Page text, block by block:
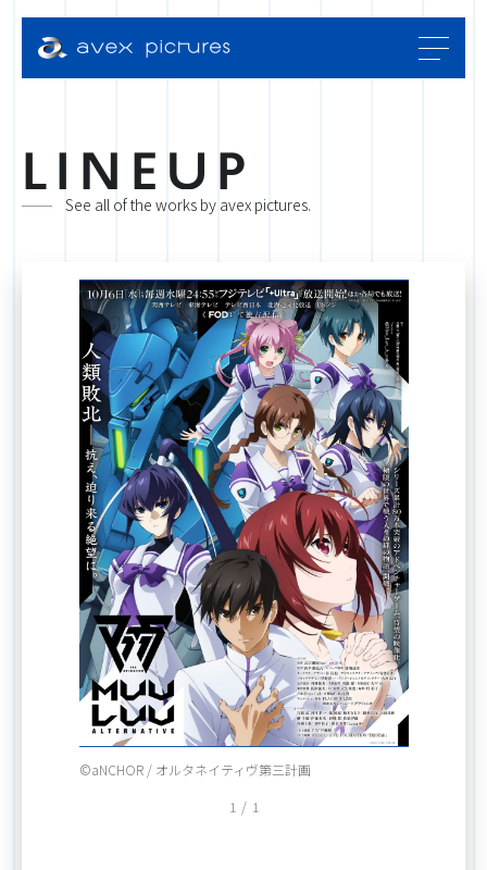
N E P
See all of the works by avex pictures.
Item
©aNCHOR / オルタネイティヴ第三計画
1 / 1